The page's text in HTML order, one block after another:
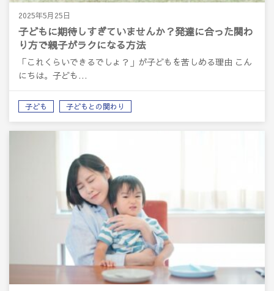
2025年5月25日
子どもに期待しすぎていませんか？発達に合った関わ
り方で親子がラクになる方法
「これくらいできるでしょ？」が子どもを苦しめる理由 こん
にちは。子ども…
子ども 子どもとの関わり